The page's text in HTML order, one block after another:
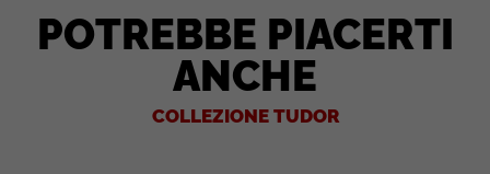
POTREBBE PIACERTI
ANCHE
COLLEZIONE TUDOR